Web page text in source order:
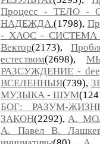
Процесс - ТЕЛО -
НАДЕЖДА.(1798),
- ХАОС -
Вектор(2173),
естеством(2698),
РАЗСУЖДЕНИЕ -
ВСЕЛЕННЫЯ(739),
МУЗЫКА - ШУМ
БОГ: РАЗУМ-
ЗАКОН(2292),
А. Павел В.